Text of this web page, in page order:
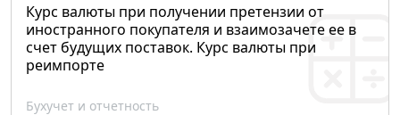
Курс валюты при получении претензии от
иностранного покупателя и взаимозачете ее в
счет будущих поставок. Курс валюты при
реимпорте
Бухучет и отчетность